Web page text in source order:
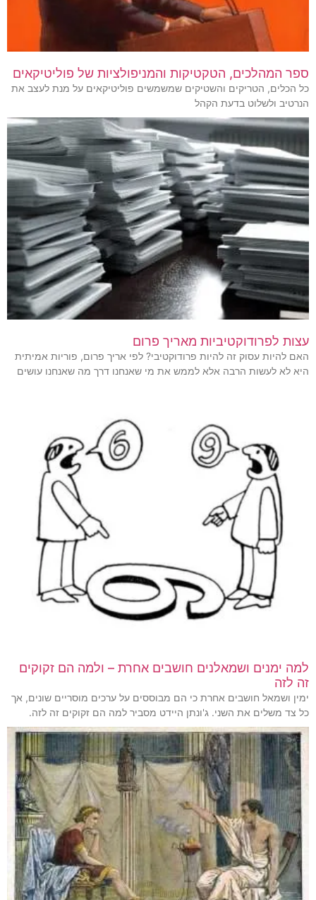
ספר המהלכים, הטקטיקות והמניפולציות של פוליטיקאים
כל הכלים, הטריקים והשטיקים שמשמשים פוליטיקאים על מנת לעצב את
הנרטיב ולשלוט בדעת הקהל
עצות לפרודוקטיביות מאריך פרום
האם להיות עסוק זה להיות פרודוקטיבי? לפי אריך פרום, פוריות אמיתית
היא לא לעשות הרבה אלא לממש את מי שאנחנו דרך מה שאנחנו עושים
למה ימנים ושמאלנים חושבים אחרת – ולמה הם זקוקים
זה לזה
ימין ושמאל חושבים אחרת כי הם מבוססים על ערכים מוסריים שונים, אך
כל צד משלים את השני. ג'ונתן היידט מסביר למה הם זקוקים זה לזה.